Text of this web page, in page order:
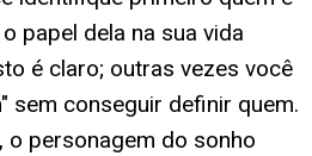
papel dela na sua vida
é claro; outras vezes você
sem conseguir definir quem.
o personagem do sonho